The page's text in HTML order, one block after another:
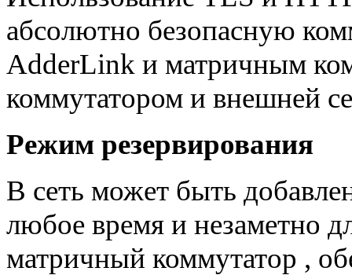
абсолютно безопасную
AdderLink и матричным
коммутатором и внешней
Режим резервирования
В сеть может быть
любое время и незаметно
матричный коммутатор ,